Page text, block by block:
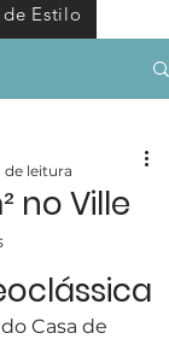
de Estilo
no Ville
de leitura
Casa de